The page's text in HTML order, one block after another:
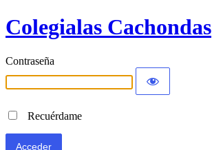
Colegialas Cachondas
Contraseña
Recuérdame